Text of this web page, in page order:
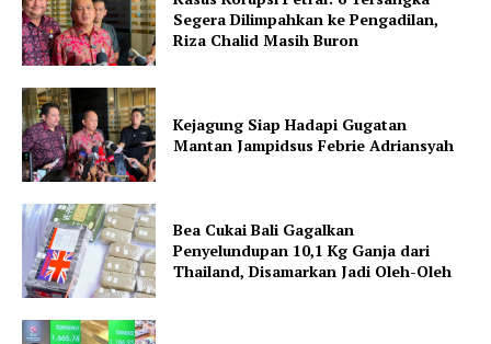
Segera Dilimpahkan ke Pengadilan,
Riza Chalid Masih Buron
Kejagung Siap Hadapi Gugatan
Mantan Jampidsus Febrie Adriansyah
Bea Cukai Bali Gagalkan
Penyelundupan 10,1 Kg Ganja dari
Thailand, Disamarkan Jadi Oleh-Oleh